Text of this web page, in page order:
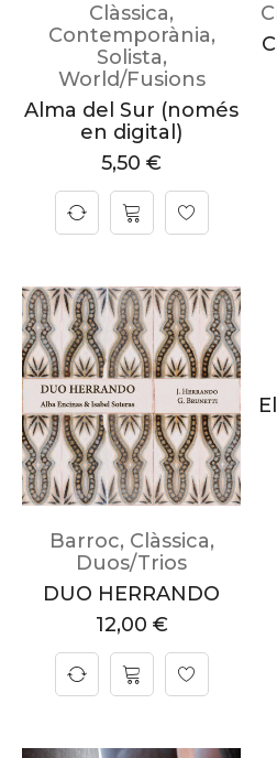
Clàssica,
Contemporània,
Solista,
World/Fusions
Alma del Sur (només
en digital)
5,50 €
Barroc, Clàssica,
Duos/Trios
DUO HERRANDO
12,00 €